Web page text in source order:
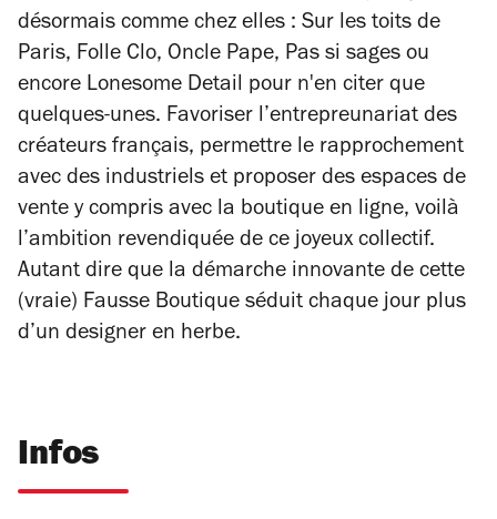
désormais comme chez elles : Sur les toits de
Paris, Folle Clo, Oncle Pape, Pas si sages ou
encore Lonesome Detail pour n'en citer que
quelques-unes. Favoriser l’entrepreunariat des
créateurs français, permettre le rapprochement
avec des industriels et proposer des espaces de
vente y compris avec la boutique en ligne, voilà
l’ambition revendiquée de ce joyeux collectif.
Autant dire que la démarche innovante de cette
(vraie) Fausse Boutique séduit chaque jour plus
d’un designer en herbe.
Infos